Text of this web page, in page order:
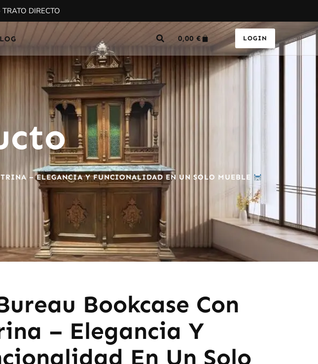
DIRECTO
0,00€ LOGIN
– ELEGANCIA Y FUNCIONALIDAD EN UN SOLO MUEBLE
Bookcase Con
– Elegancia Y
En Un Solo